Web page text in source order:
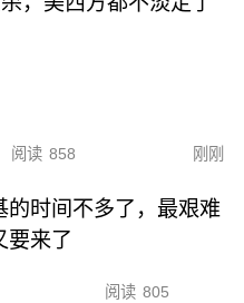
阅读 858 刚刚
的时间不多了，最艰难
要来了
阅读 805